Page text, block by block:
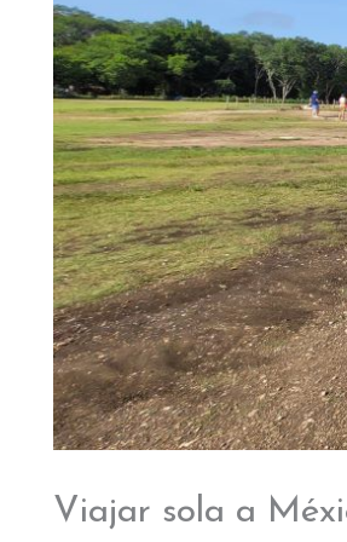
Viajar sola a